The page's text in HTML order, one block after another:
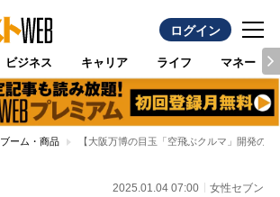
ログイン
ビジネス キャリア ライフ マネー
ブーム・商品 【大阪万博の目玉「空飛ぶクルマ」開発の
2025.01.04 07:00 女性セブン